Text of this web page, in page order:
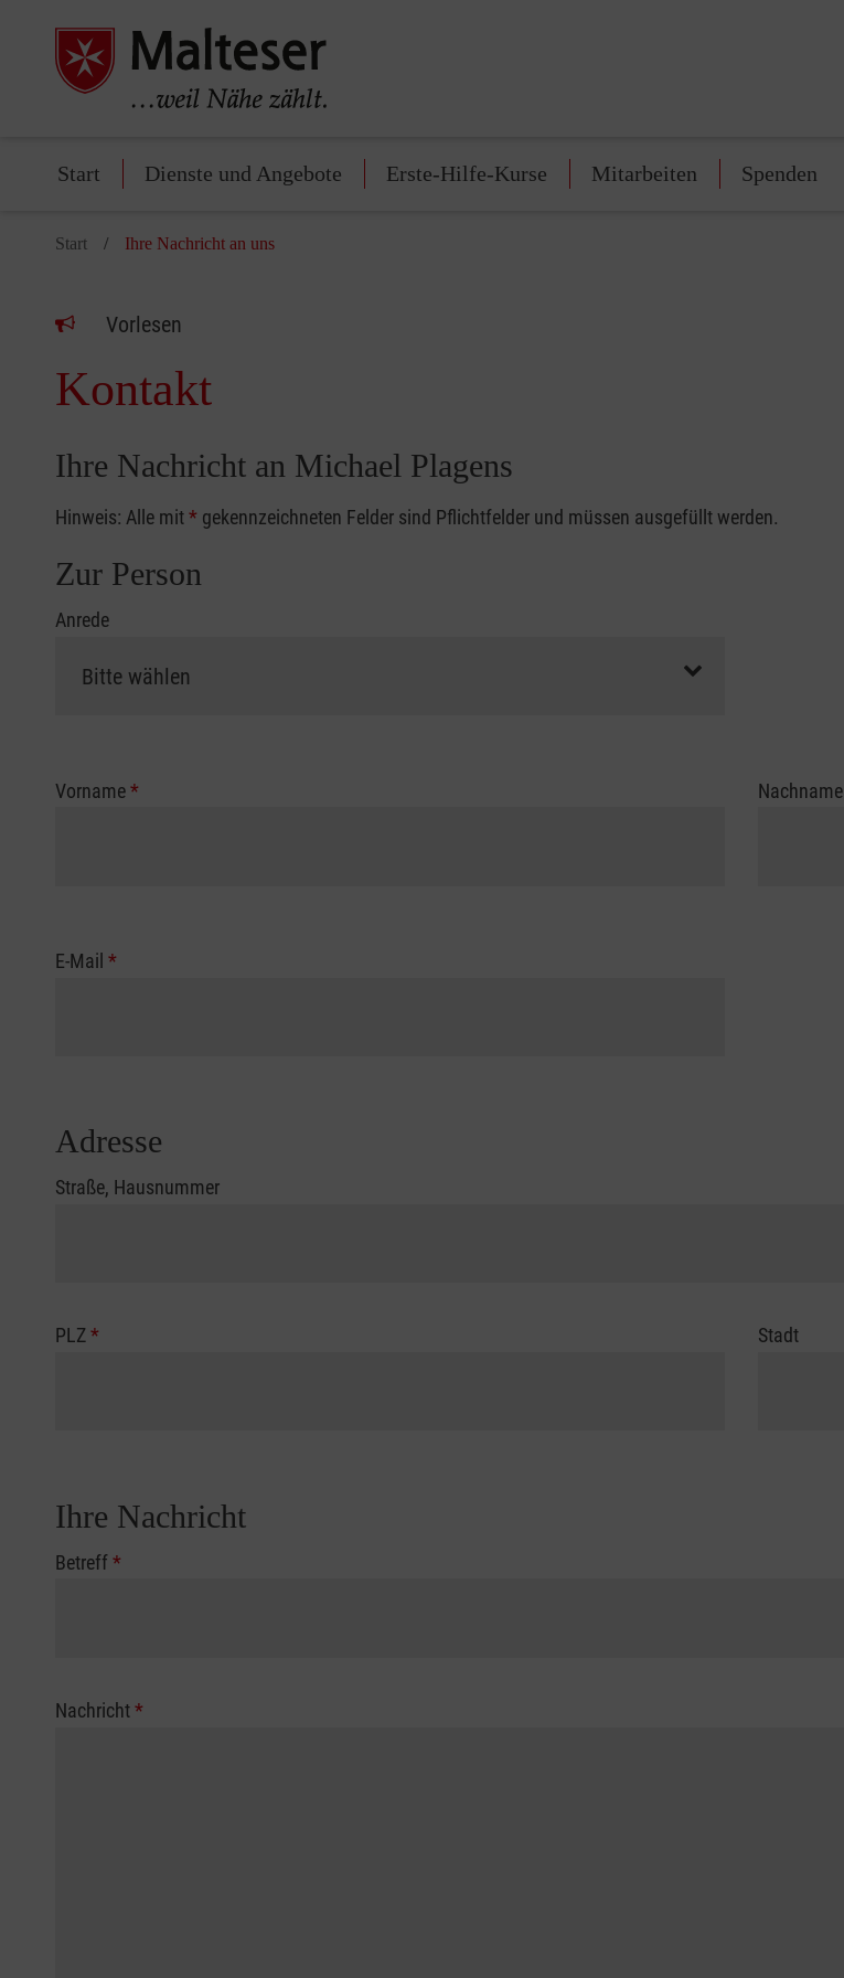
Start Dienste und Angebote Erste-Hilfe-Kurse Mitarbeiten Spenden
Start Ihre Nachricht an uns
Vorlesen
Kontakt
Ihre Nachricht an Michael Plagens
Hinweis: Alle mit* gekennzeichneten Felder sind Pflichtfelder und müssen ausgefüllt werden.
Zur Person
Anrede
Vorname* Nachname
E-Mail *
Adresse
Straße, Hausnummer
PLZ* Stadt
Ihre Nachricht
Betreff*
Nachricht*